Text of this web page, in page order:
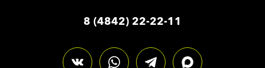
8 (4842) 22-22-11